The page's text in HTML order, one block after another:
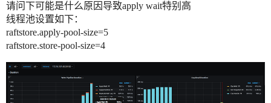
请问下可能是什么原因导致apply wait特别高
线程池设置如下：
raftstore.apply-pool-size=5
raftstore.store-pool-size=4